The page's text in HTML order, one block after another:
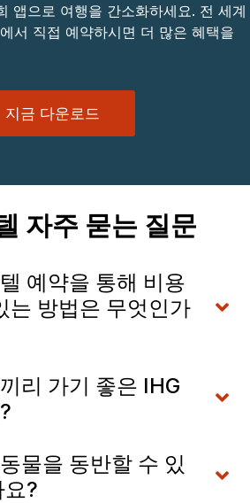
앱으로 여행을 간소화하세요. 전 세계
서 직접 예약하시면 더 많은 혜택을
지금 다운로드
자주 묻는 질문
예약을 통해 비용
는 방법은 무엇인가
리 가기 좋은 IHG
물을 동반할 수 있
?